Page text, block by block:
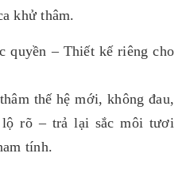
khử thâm.
quyền – Thiết kế riêng cho
thế hệ mới, không đau,
lộ rõ – trả lại sắc môi tươi
tính.